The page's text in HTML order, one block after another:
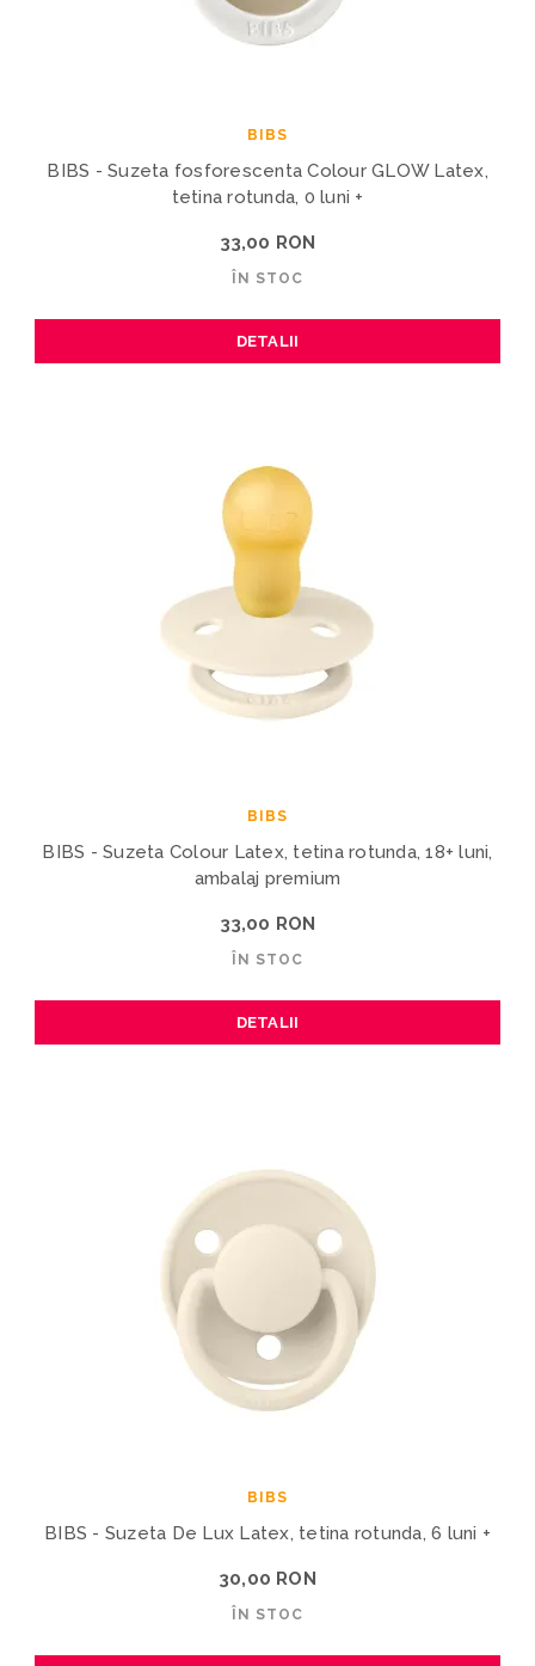
BIBS
BIBS - Suzeta fosforescenta Colour GLOW Latex,
tetina rotunda, 0 luni +
33,00 RON
ÎN STOC
DETALII
BIBS
BIBS - Suzeta Colour Latex, tetina rotunda, 18+ luni,
ambalaj premium
33,00 RON
ÎN STOC
DETALII
BIBS
BIBS - Suzeta De Lux Latex, tetina rotunda, 6 luni +
30,00 RON
ÎN STOC